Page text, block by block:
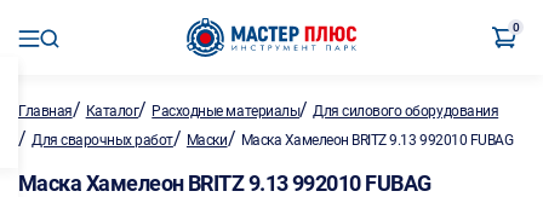
0
Главная/ Каталог/ Расходные материалы/Для силового оборудования
/ Для сварочных работ/ Маски/ Маска Хамелеон BRITZ 9.13 992010 FUBAG
Маска Хамелеон BRITZ 9.13 992010 FUBAG